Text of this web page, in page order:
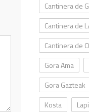
Cantinera de
Cantinera de
Cantinera de
Gora Ama
Gora Gazteak
Kosta